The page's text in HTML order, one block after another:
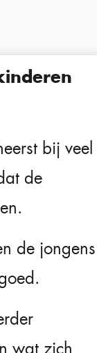
bij veel
de
de jongens